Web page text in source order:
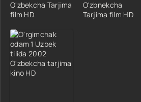
O'zbekcha Tarjima
film HD
O'zbnekcha
Tarjima film HD